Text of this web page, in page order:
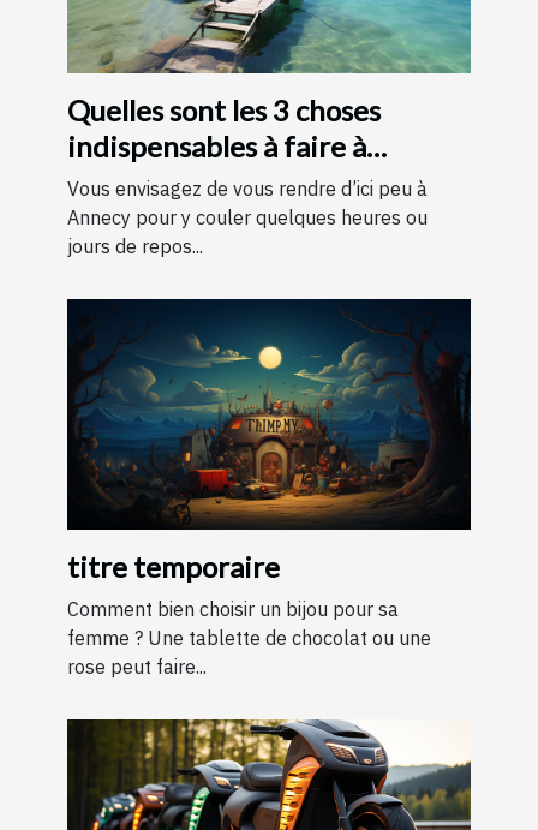
Quelles sont les 3 choses
indispensables à faire à
Annecy ?
Vous envisagez de vous rendre d’ici peu à
Annecy pour y couler quelques heures ou
jours de repos...
titre temporaire
Comment bien choisir un bijou pour sa
femme ? Une tablette de chocolat ou une
rose peut faire...